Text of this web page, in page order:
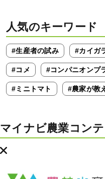
人気のキーワード
#生産者の試み #カイガ
#コメ #コンパニオンプ
#ミニトマト #農家が教
マイナビ農業コン